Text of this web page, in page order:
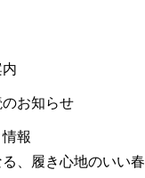
お知らせ
報
、履き心地のいい春